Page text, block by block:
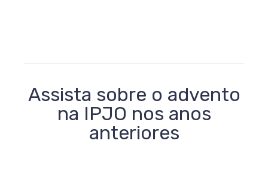
Assista sobre o advento
na IPJO nos anos
anteriores